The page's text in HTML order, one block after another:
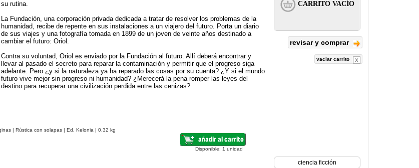
su rutina.
La Fundación, una corporación privada dedicada a tratar de resolver los problemas de la
humanidad, recibe de repente en sus instalaciones a un viajero del futuro. Porta un diario
de sus viajes y una fotografía tomada en 1899 de un joven de veinte años destinado a
cambiar el futuro: Oriol.
Contra su voluntad, Oriol es enviado por la Fundación al futuro. Allí deberá encontrar y
llevar al pasado el secreto para reparar la contaminación y permitir que el progreso siga
adelante. Pero ¿y si la naturaleza ya ha reparado las cosas por su cuenta? ¿Y si el mundo
futuro vive mejor sin progreso ni humanidad? ¿Merecerá la pena romper las leyes del
destino para recuperar una civilización perdida entre las cenizas?
| Rústica con solapas | Ed. Kelonia | 0.32 kg
Disponible: 1 unidad
revisar y comprar
vaciar carrito
ciencia ficción